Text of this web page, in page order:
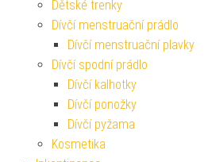
Dětské trenky
Dívčí menstruační prádlo
Dívčí menstruační plavky
Dívčí spodní prádlo
Dívčí kalhotky
Dívčí ponožky
Dívčí pyžama
Kosmetika